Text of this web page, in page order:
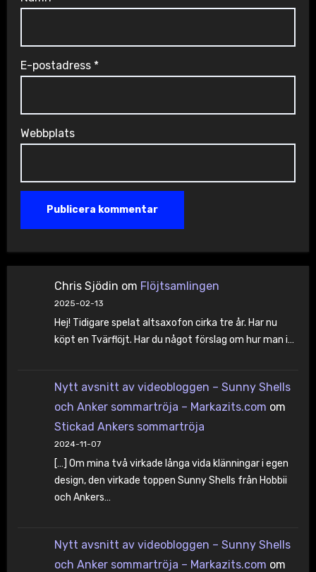
E-postadress *
Webbplats
Chris Sjödin om Flöjtsamlingen
2025-02-13
Hej! Tidigare spelat altsaxofon cirka tre år. Har nu
köpt en Tvärflöjt. Har du något förslag om hur man i…
Nytt avsnitt av videobloggen – Sunny Shells
och Anker sommartröja – Markazits.com om
Stickad Ankers sommartröja
2024-11-07
[…] Om mina två virkade långa vida klänningar i egen
design, den virkade toppen Sunny Shells från Hobbii
och Ankers…
Nytt avsnitt av videobloggen – Sunny Shells
och Anker sommartröja – Markazits.com om